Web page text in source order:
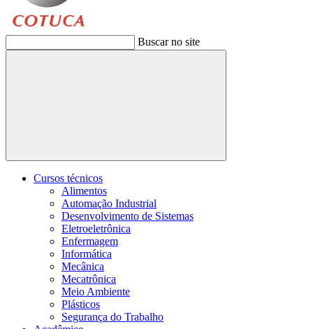
Buscar no site
Buscar
Cursos técnicos
Alimentos
Automação Industrial
Desenvolvimento de Sistemas
Eletroeletrônica
Enfermagem
Informática
Mecânica
Mecatrônica
Meio Ambiente
Plásticos
Segurança do Trabalho